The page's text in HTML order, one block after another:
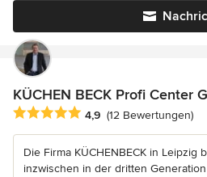
KÜCHEN BECK Profi Center
Durchschnittliche Bewertung: 4.9
4,9 (12 Bewertungen)
Die Firma KÜCHENBECK in Leipzig
inzwischen in der dritten